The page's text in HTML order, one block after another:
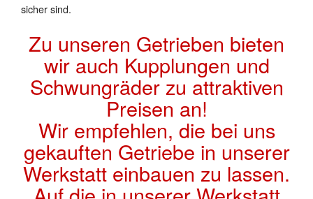
sicher sind.
Zu unseren Getrieben bieten
wir auch Kupplungen und
Schwungräder zu attraktiven
Preisen an!
Wir empfehlen, die bei uns
gekauften Getriebe in unserer
Werkstatt einbauen zu lassen.